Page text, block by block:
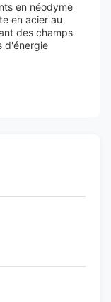
en néodyme
en acier au
des champs
d'énergie